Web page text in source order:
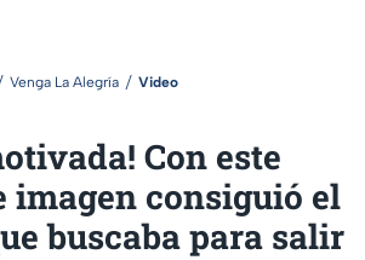
Venga La Alegría Video
Con este
imagen consiguió el
buscaba para salir